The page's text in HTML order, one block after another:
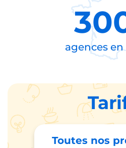
agences en
Toutes nos